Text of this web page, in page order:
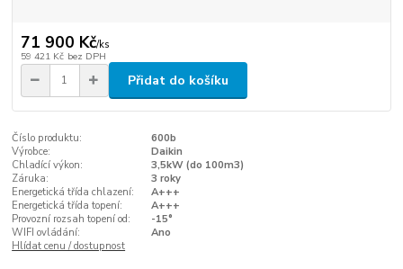
71 900 Kč/ks
59 421 Kč bez DPH
Přidat do košíku
Číslo produktu:
600b
Výrobce:
Daikin
Chladící výkon:
3,5kW (do 100m3)
Záruka:
3 roky
Energetická třída chlazení:
A+++
Energetická třída topení:
A+++
Provozní rozsah topení od:
-15°
WIFI ovládání:
Ano
Hlídat cenu / dostupnost